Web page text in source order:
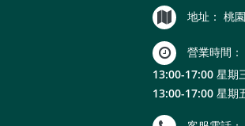
地址： 桃
營業時間：
13:00-17:00 星期
13:00-17:00 星期